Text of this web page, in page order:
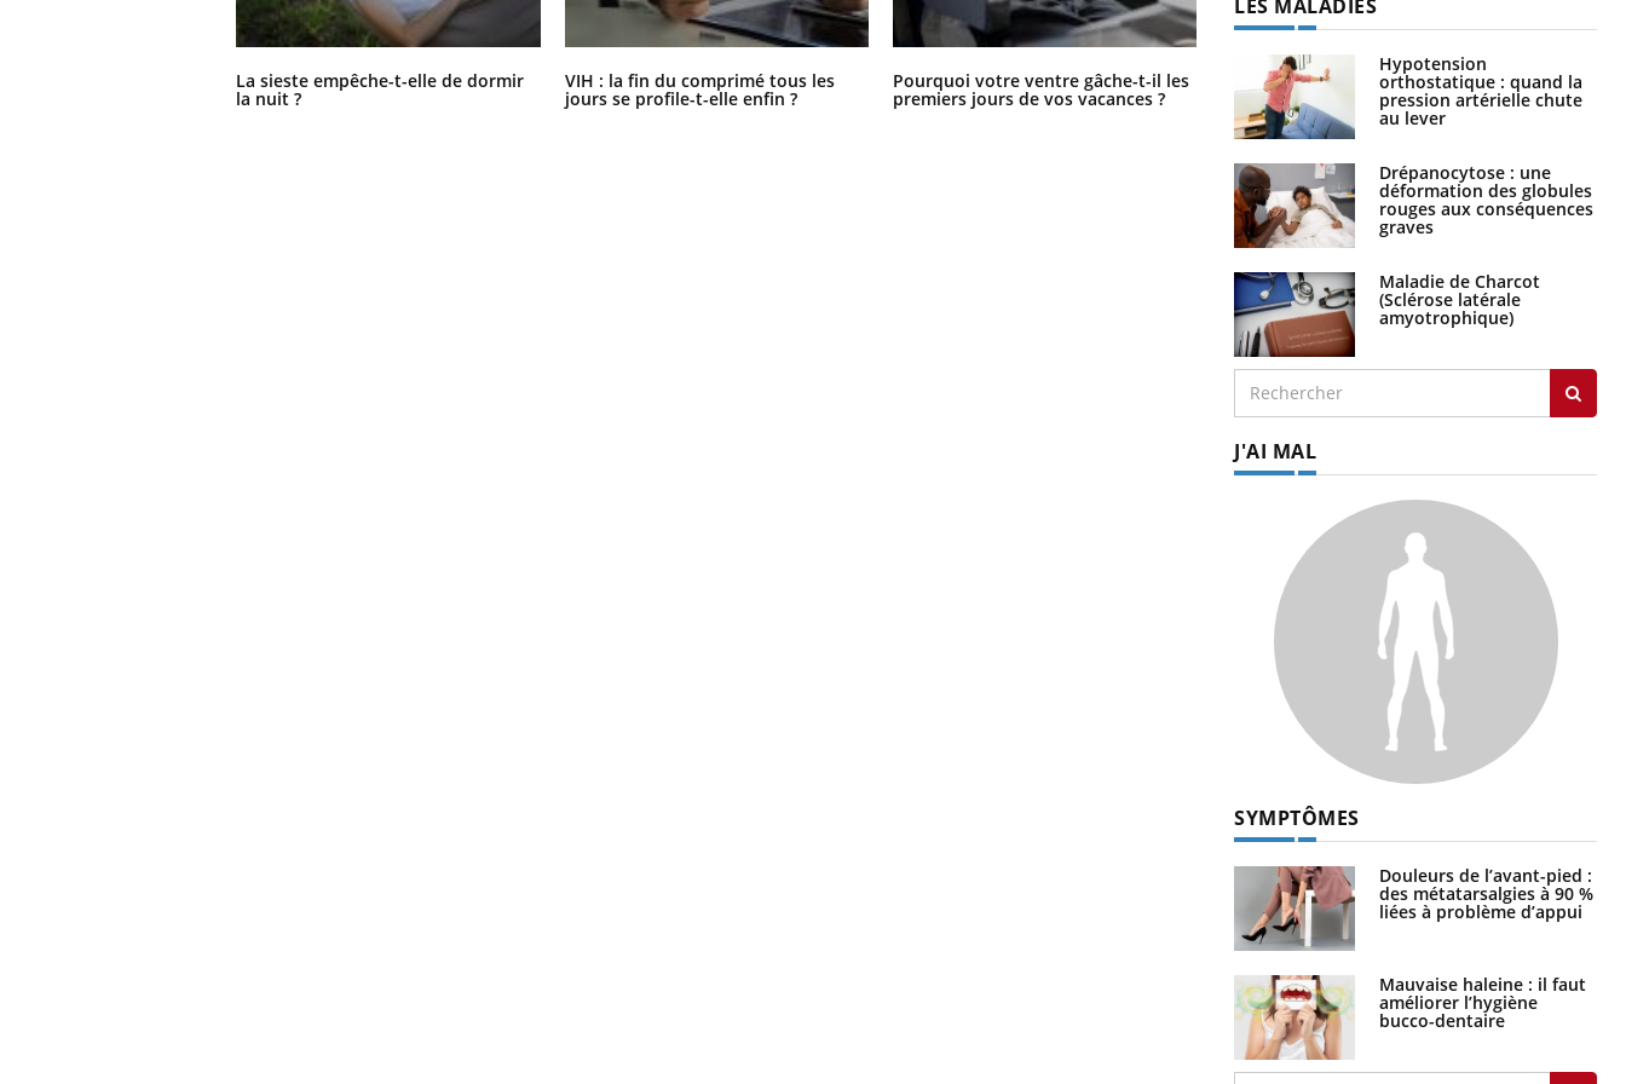
La sieste empêche-t-elle de dormir
la nuit ?
VIH : la fin du comprimé tous les
jours se profile-t-elle enfin ?
Pourquoi votre ventre gâche-t-il les
premiers jours de vos vacances ?
Fortes chaleurs : pourquoi le risque
de noyade grimpe-t-il ?
LES MALADIES
Hypotension
orthostatique : quand la
pression artérielle chute
au lever
Drépanocytose : une
déformation des globules
rouges aux conséquences
graves
Maladie de Charcot
(Sclérose latérale
amyotrophique)
J'AI MAL
SYMPTÔMES
Douleurs de l’avant-pied :
des métatarsalgies à 90 %
liées à problème d’appui
Mauvaise haleine : il faut
améliorer l’hygiène
bucco-dentaire